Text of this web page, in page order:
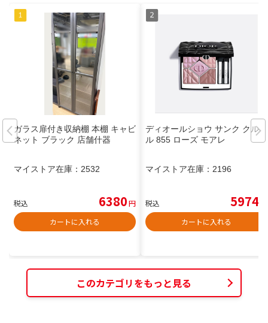
ガラス扉付き収納棚 本棚 キャビ
ネット ブラック 店舗什器
マイストア在庫： 2532
税込 6380円
カートに入れる
ディオールショウ サンク クルー
ル 855 ローズ モアレ
マイストア在庫： 2196
税込 5974
カートに入れる
このカテゴリをもっと見る